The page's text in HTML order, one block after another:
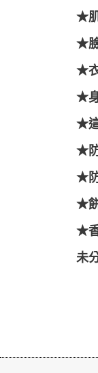
★
★
★
★
★
★
★
★
★
未